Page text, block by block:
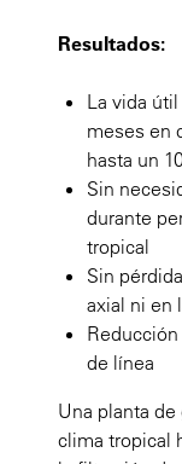
Resultados:
La vida
meses en
hasta un
Sin
durante
tropical
Sin
axial ni en
de línea
Una planta
clima tropical